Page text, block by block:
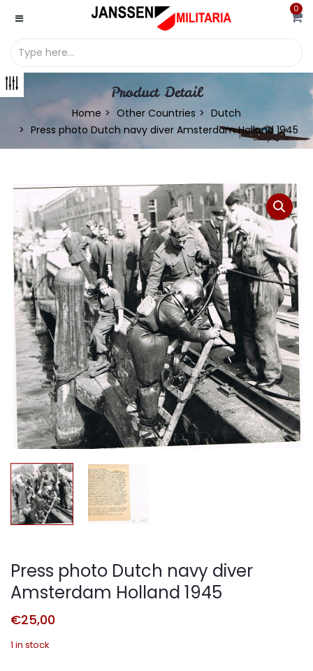
0
Product Detail
Home Other Countries
Dutch
Press photo Dutch navy diver Amsterdam Holland 1945
Press photo Dutch navy diver
Amsterdam Holland 1945
€25,00
1 in stock